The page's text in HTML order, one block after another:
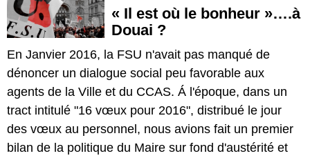
« Il est où le bonheur »….à
Douai ?
En Janvier 2016, la FSU n'avait pas manqué de
dénoncer un dialogue social peu favorable aux
agents de la Ville et du CCAS. Á l'époque, dans un
tract intitulé "16 vœux pour 2016", distribué le jour
des vœux au personnel, nous avions fait un premier
bilan de la politique du Maire sur fond d'austérité et